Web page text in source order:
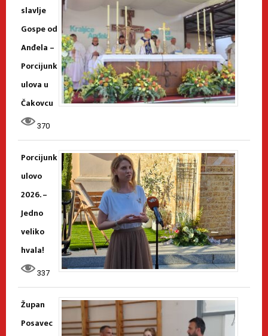
slavlje
Gospe od
Anđela –
Porcijunk
ulova u
Čakovcu
370
Porcijunk
ulovo
2026. –
Jedno
veliko
hvala!
337
Župan
Posavec